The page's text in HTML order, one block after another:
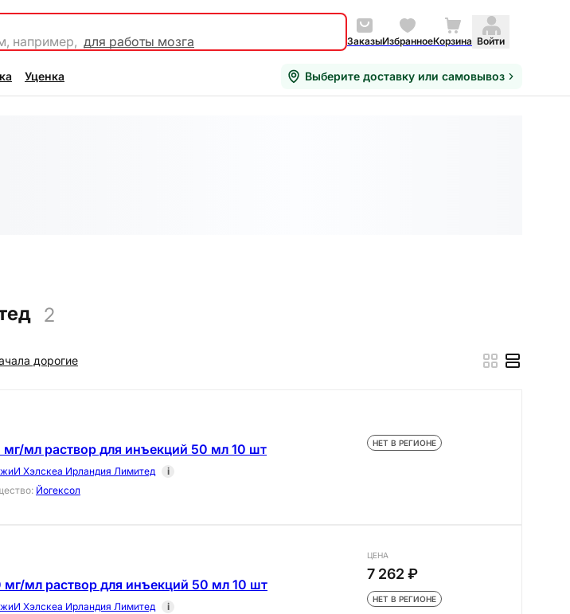
например, для работы мозга ЗаказыИзбранноеКорзина Войти
Уценка Выберите доставку или самовывоз
2
дорогие
мл раствор для инъекций 50 мл 10 шт
Хэлскеа Ирландия Лимитед
i
: Йогексол
НЕТ В РЕГИОНЕ
мл раствор для инъекций 50 мл 10 шт
Хэлскеа Ирландия Лимитед
i
ЦЕНА
7 262 ₽
НЕТ В РЕГИОНЕ